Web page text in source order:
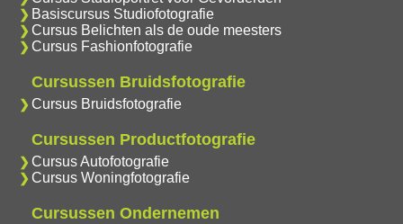
Basiscursus Studiofotografie
Cursus Belichten als de oude meesters
Cursus Fashionfotografie
Cursussen Bruidsfotografie
Cursus Bruidsfotografie
Cursussen Productfotografie
Cursus Autofotografie
Cursus Woningfotografie
Cursussen Ondernemen